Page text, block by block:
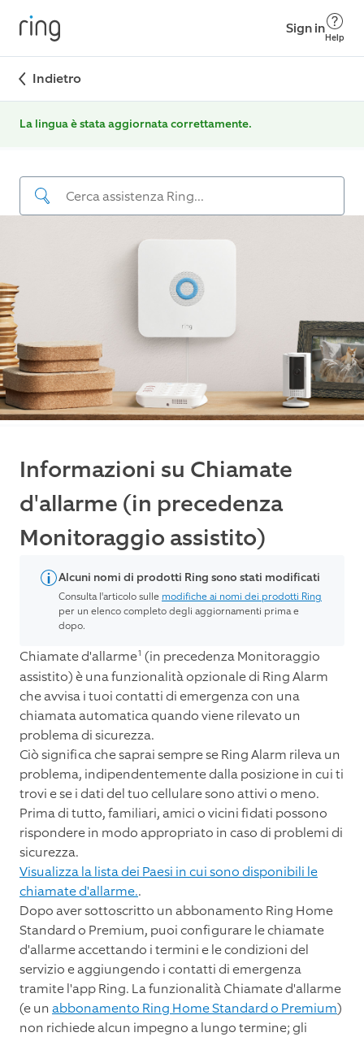
Sign in
Help
Indietro
La lingua è stata aggiornata correttamente.
Informazioni su Chiamate
d'allarme (in precedenza
Monitoraggio assistito)
Alcuni nomi di prodotti Ring sono stati modificati
Consulta l'articolo sulle modifiche ai nomi dei prodotti Ring
per un elenco completo degli aggiornamenti prima e
dopo.
Chiamate d'allarme1 (in precedenza Monitoraggio
assistito) è una funzionalità opzionale di Ring Alarm
che avvisa i tuoi contatti di emergenza con una
chiamata automatica quando viene rilevato un
problema di sicurezza.
Ciò significa che saprai sempre se Ring Alarm rileva un
problema, indipendentemente dalla posizione in cui ti
trovi e se i dati del tuo cellulare sono attivi o meno.
Prima di tutto, familiari, amici o vicini fidati possono
rispondere in modo appropriato in caso di problemi di
sicurezza.
Visualizza la lista dei Paesi in cui sono disponibili le
chiamate d'allarme..
Dopo aver sottoscritto un abbonamento Ring Home
Standard o Premium, puoi configurare le chiamate
d'allarme accettando i termini e le condizioni del
servizio e aggiungendo i contatti di emergenza
tramite l'app Ring. La funzionalità Chiamate d'allarme
(e un abbonamento Ring Home Standard o Premium)
non richiede alcun impegno a lungo termine; gli